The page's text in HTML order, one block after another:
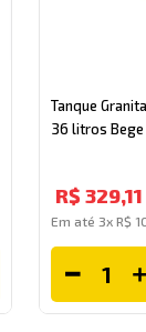
Tanque
36 litros Bege
R$ 329,11
Em até 3xR$